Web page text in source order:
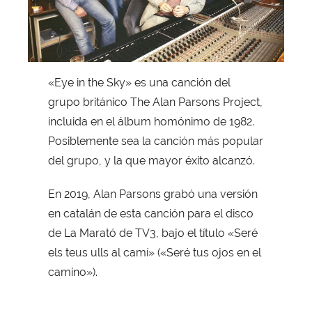
«Eye in the Sky» es una canción del
grupo británico The Alan Parsons Project,
incluida en el álbum homónimo de 1982.
Posiblemente sea la canción más popular
del grupo, y la que mayor éxito alcanzó.
En 2019, Alan Parsons grabó una versión
en catalán de esta canción para el disco
de La Marató de TV3, bajo el título «Seré
els teus ulls al camí» («Seré tus ojos en el
camino»).